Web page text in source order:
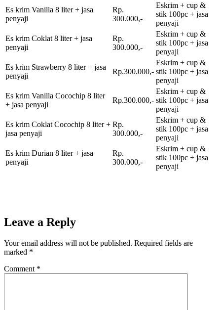
Es krim Vanilla 8 liter + jasa
penyaji
Rp.
300.000,-
Eskrim + cup &
stik 100pc + jasa
penyaji
Es krim Coklat 8 liter + jasa
penyaji
Rp.
300.000,-
Eskrim + cup &
stik 100pc + jasa
penyaji
Es krim Strawberry 8 liter + jasa
penyaji
Rp.300.000,-
Eskrim + cup &
stik 100pc + jasa
penyaji
Es krim Vanilla Cocochip 8 liter
+ jasa penyaji
Rp.300.000,-
Eskrim + cup &
stik 100pc + jasa
penyaji
Es krim Coklat Cocochip 8 liter +
jasa penyaji
Rp.
300.000,-
Eskrim + cup &
stik 100pc + jasa
penyaji
Es krim Durian 8 liter + jasa
penyaji
Rp.
300.000,-
Eskrim + cup &
stik 100pc + jasa
penyaji
Leave a Reply
Your email address will not be published. Required fields are
marked *
Comment *